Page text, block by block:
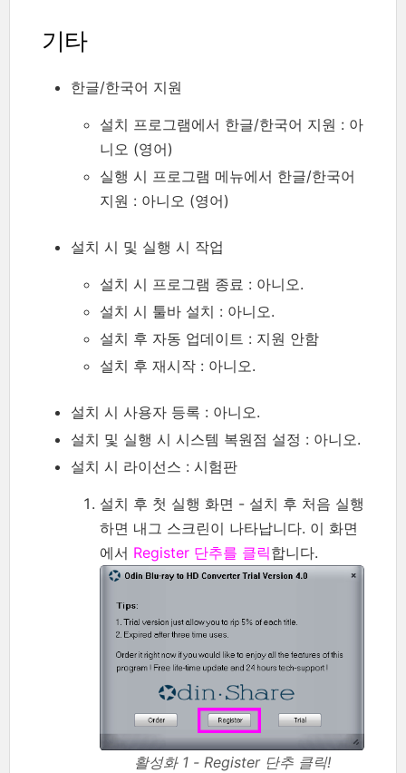
기타
한글/한국어 지원
설치 프로그램에서 한글/한국어 지원 : 아
니오 (영어)
실행 시 프로그램 메뉴에서 한글/한국어
지원 : 아니오 (영어)
설치 시 및 실행 시 작업
설치 시 프로그램 종료 : 아니오.
설치 시 툴바 설치 : 아니오.
설치 후 자동 업데이트 : 지원 안함
설치 후 재시작 : 아니오.
설치 시 사용자 등록 : 아니오.
설치 및 실행 시 시스템 복원점 설정 : 아니오.
설치 시 라이선스 : 시험판
설치 후 첫 실행 화면 - 설치 후 처음 실행
하면 내그 스크린이 나타납니다. 이 화면
에서 Register 단추를 클릭합니다.
활성화 1 - Register 단추 클릭!